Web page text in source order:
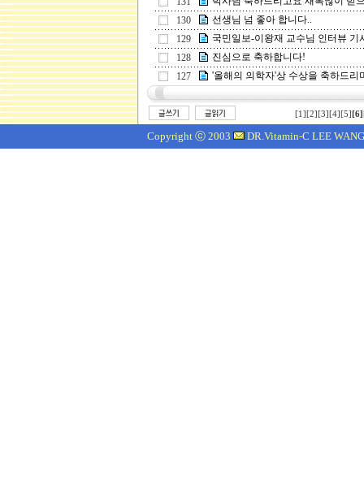
130
선생님 넘 좋아 합니다..
129
국민일보-이왕재 교수님 인터뷰 기
128
진심으로 축하합니다!
127
'올해의 의학자'상 수상을 축하드리
[1] [2] [3] [4] [5] [6]
Copyright ⓒ 2003 DR.Vitamin-C LEE